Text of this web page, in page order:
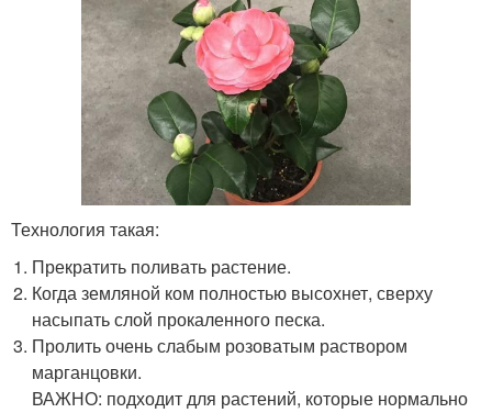
Технология такая:
Прекратить поливать растение.
Когда земляной ком полностью высохнет, сверху
насыпать слой прокаленного песка.
Пролить очень слабым розоватым раствором
марганцовки.
ВАЖНО: подходит для растений, которые нормально